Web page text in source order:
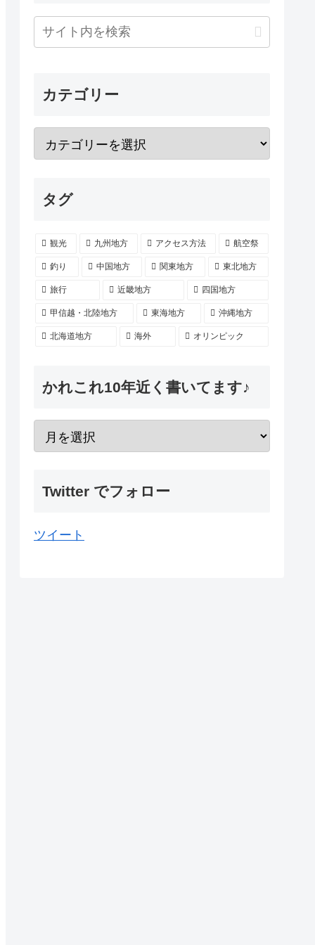
カテゴリー
タグ
観光 九州地方 アクセス方法 航空祭
釣り 中国地方 関東地方 東北地方
旅行 近畿地方 四国地方
甲信越・北陸地方 東海地方 沖縄地方
北海道地方 海外 オリンピック
かれこれ10年近く書いてます♪
Twitter でフォロー
ツイート